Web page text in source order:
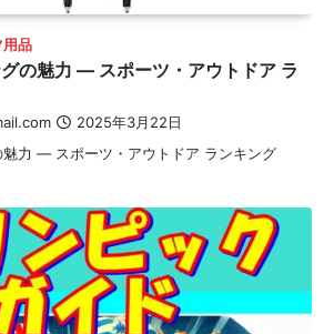
用品
の魅力 — スポーツ・アウトドア ラ
2025年3月22日
力 — スポーツ・アウトドア ランキング